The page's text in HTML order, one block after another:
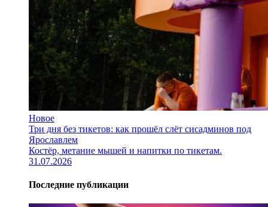
Новое
Три дня без тикетов: как прошёл слёт сисадминов под
Ярославлем
Костёр, метание мышей и напитки по тикетам.
31.07.2026
Последние публикации